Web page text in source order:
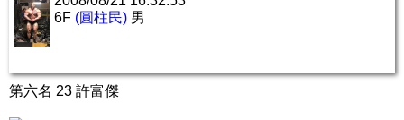
6F (圓柱民) 男
第六名 23 許富傑